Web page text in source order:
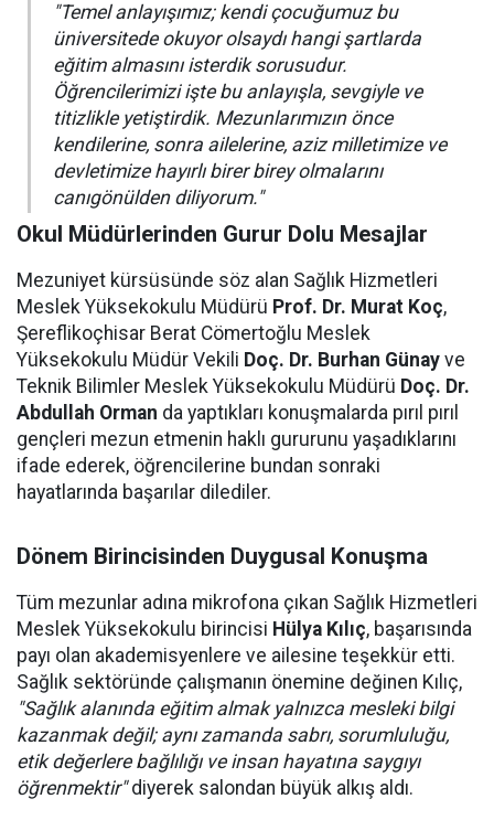
"Temel anlayışımız; kendi çocuğumuz bu
üniversitede okuyor olsaydı hangi şartlarda
eğitim almasını isterdik sorusudur.
Öğrencilerimizi işte bu anlayışla, sevgiyle ve
titizlikle yetiştirdik. Mezunlarımızın önce
kendilerine, sonra ailelerine, aziz milletimize ve
devletimize hayırlı birer birey olmalarını
canıgönülden diliyorum."
Okul Müdürlerinden Gurur Dolu Mesajlar
Mezuniyet kürsüsünde söz alan Sağlık Hizmetleri
Meslek Yüksekokulu Müdürü Prof. Dr. Murat Koç,
Şereflikoçhisar Berat Cömertoğlu Meslek
Yüksekokulu Müdür Vekili Doç. Dr. Burhan Günay ve
Teknik Bilimler Meslek Yüksekokulu Müdürü Doç. Dr.
Abdullah Orman da yaptıkları konuşmalarda pırıl pırıl
gençleri mezun etmenin haklı gururunu yaşadıklarını
ifade ederek, öğrencilerine bundan sonraki
hayatlarında başarılar dilediler.
Dönem Birincisinden Duygusal Konuşma
Tüm mezunlar adına mikrofona çıkan Sağlık Hizmetleri
Meslek Yüksekokulu birincisi Hülya Kılıç, başarısında
payı olan akademisyenlere ve ailesine teşekkür etti.
Sağlık sektöründe çalışmanın önemine değinen Kılıç,
"Sağlık alanında eğitim almak yalnızca mesleki bilgi
kazanmak değil; aynı zamanda sabrı, sorumluluğu,
etik değerlere bağlılığı ve insan hayatına saygıyı
öğrenmektir"diyerek salondan büyük alkış aldı.